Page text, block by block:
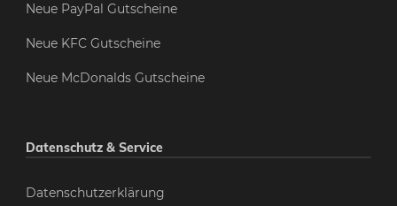
Neue PayPal Gutscheine
Neue KFC Gutscheine
Neue McDonalds Gutscheine
Datenschutz & Service
Datenschutzerklärung